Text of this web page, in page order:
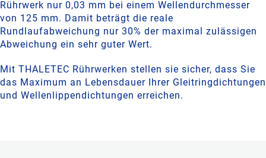
Rührwerk nur 0,03 mm bei einem Wellendurchmesser
von 125 mm. Damit beträgt die reale
Rundlaufabweichung nur 30% der maximal zulässigen
Abweichung ein sehr guter Wert.
Mit THALETEC Rührwerken stellen sie sicher, dass Sie
das Maximum an Lebensdauer Ihrer Gleitringdichtungen
und Wellenlippendichtungen erreichen.